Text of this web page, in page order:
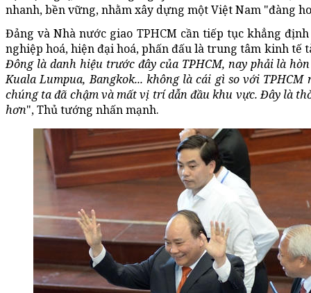
nhanh, bền vững, nhằm xây dựng một Việt Nam "đàng
Đảng và Nhà nước giao TPHCM cần tiếp tục khẳng
nghiệp hoá, hiện đại hoá, phấn đấu là trung tâm kinh tế
Đông là danh hiệu trước đây của TPHCM, nay phải là
Kuala Lumpua, Bangkok... không là cái gì so với
chúng ta đã chậm và mất vị trí dẫn đầu khu vực. Đây là
hơn", Thủ tướng nhấn mạnh.